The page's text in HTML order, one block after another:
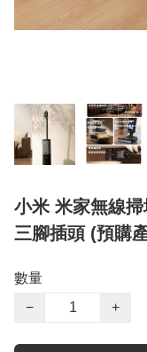
小米 米家無線
三腳插頭 (預購
數量
−
+